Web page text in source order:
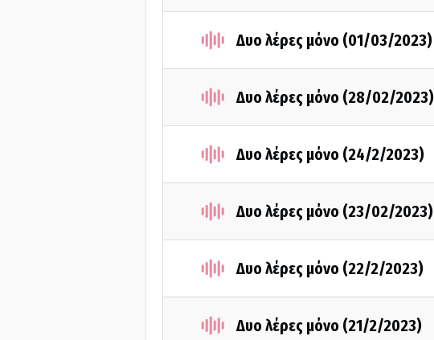
Δυο λέρες μόνο (01/03/2023)
Δυο λέρες μόνο (28/02/2023)
Δυο λέρες μόνο (24/2/2023)
Δυο λέρες μόνο (23/02/2023)
Δυο λέρες μόνο (22/2/2023)
Δυο λέρες μόνο (21/2/2023)